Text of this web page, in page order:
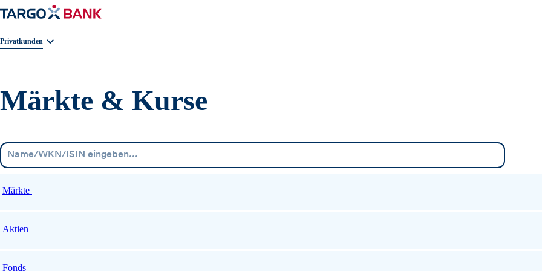
Geschäftsbereichnavigation. Aktuelle Auswahl:
Privatkunden
Märkte & Kurse
Märkte
Aktien
Fonds